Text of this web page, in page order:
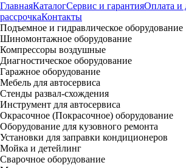
ГлавнаяКаталогСервис и гарантияОплата и
рассрочкаКонтакты
Подъемное и гидравлическое оборудование
Шиномонтажное оборудование
Компрессоры воздушные
Диагностическое оборудование
Гаражное оборудование
Мебель для автосервиса
Стенды развал-схождения
Инструмент для автосервиса
Окрасочное (Покрасочное) оборудование
Оборудование для кузовного ремонта
Установки для заправки кондиционеров
Мойка и детейлинг
Сварочное оборудование